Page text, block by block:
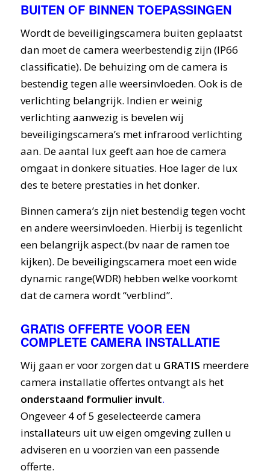
BUITEN OF BINNEN TOEPASSINGEN
Wordt de beveiligingscamera buiten geplaatst
dan moet de camera weerbestendig zijn (IP66
classificatie). De behuizing om de camera is
bestendig tegen alle weersinvloeden. Ook is de
verlichting belangrijk. Indien er weinig
verlichting aanwezig is bevelen wij
beveiligingscamera’s met infrarood verlichting
aan. De aantal lux geeft aan hoe de camera
omgaat in donkere situaties. Hoe lager de lux
des te betere prestaties in het donker.
Binnen camera’s zijn niet bestendig tegen vocht
en andere weersinvloeden. Hierbij is tegenlicht
een belangrijk aspect.(bv naar de ramen toe
kijken). De beveiligingscamera moet een wide
dynamic range(WDR) hebben welke voorkomt
dat de camera wordt “verblind”.
GRATIS OFFERTE VOOR EEN
COMPLETE CAMERA INSTALLATIE
Wij gaan er voor zorgen dat u GRATIS meerdere
camera installatie offertes ontvangt als het
onderstaand formulier invult.
Ongeveer 4 of 5 geselecteerde camera
installateurs uit uw eigen omgeving zullen u
adviseren en u voorzien van een passende
offerte.